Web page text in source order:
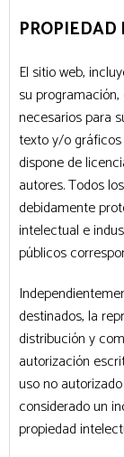
El sitio web,
su
necesarios para
texto y/o
dispone de
autores. Todos
debidamente
intelectual e
públicos
destinados, la
distribución y
autorización
uso no
considerado un
propiedad